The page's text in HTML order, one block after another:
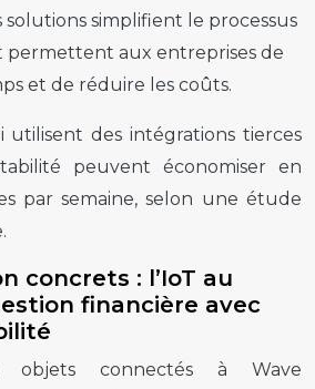
solutions simplifient le processus
permettent aux entreprises de
et de réduire les coûts.
utilisent des intégrations tierces
peuvent économiser en
par semaine, selon une étude
concrets : l’IoT au
financière avec
objets connectés à Wave